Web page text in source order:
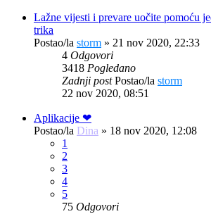
Lažne vijesti i prevare uočite pomoću
trika
Postao/la storm » 21 nov 2020, 22:33
4 Odgovori
3418 Pogledano
Zadnji postPostao/la storm
22 nov 2020, 08:51
Aplikacije ❤
Postao/la Dina » 18 nov 2020, 12:08
1
2
3
4
5
75 Odgovori